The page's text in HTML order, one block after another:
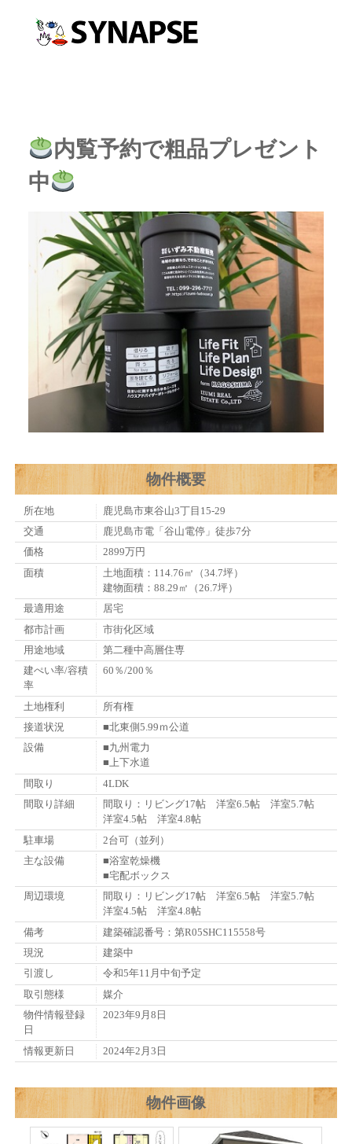
内覧予約で粗品プレゼント
中
物件概要
所在地
鹿児島市東谷山3丁目15-29
交通
鹿児島市電「谷山電停」徒歩7分
価格
2899万円
面積
土地面積：114.76㎡（34.7坪）
建物面積：88.29㎡（26.7坪）
最適用途
居宅
都市計画
市街化区域
用途地域
第二種中高層住専
建ぺい率/容積
率
60％/200％
土地権利
所有権
接道状況
■北東側5.99ｍ公道
設備
■九州電力
■上下水道
間取り
4LDK
間取り詳細
間取り：リビング17帖 洋室6.5帖 洋室5.7帖
洋室4.5帖 洋室4.8帖
駐車場
2台可（並列）
主な設備
■浴室乾燥機
■宅配ボックス
周辺環境
間取り：リビング17帖 洋室6.5帖 洋室5.7帖
洋室4.5帖 洋室4.8帖
備考
建築確認番号：第R05SHC115558号
現況
建築中
引渡し
令和5年11月中旬予定
取引態様
媒介
物件情報登録
日
2023年9月8日
情報更新日 2024年2月3日
物件画像